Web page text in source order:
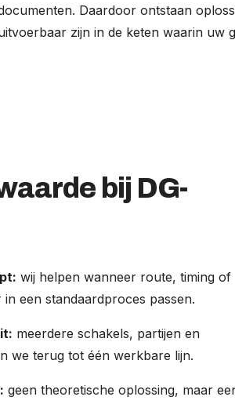
Daardoor ontstaan
zijn in de keten waarin uw
bij DG-
wij helpen wanneer route, timing of
in een standaardproces passen.
meerdere schakels, partijen en
we terug tot één werkbare lijn.
geen theoretische oplossing, maar